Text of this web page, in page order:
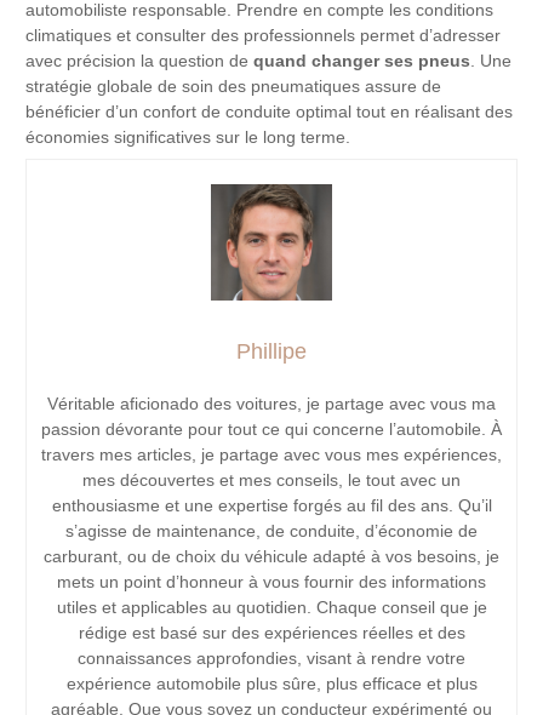
automobiliste responsable. Prendre en compte les conditions
climatiques et consulter des professionnels permet d’adresser
avec précision la question dequand changer ses pneus. Une
stratégie globale de soin des pneumatiques assure de
bénéficier d’un confort de conduite optimal tout en réalisant des
économies significatives sur le long terme.
Phillipe
Véritable aficionado des voitures, je partage avec vous ma
passion dévorante pour tout ce qui concerne l’automobile. À
travers mes articles, je partage avec vous mes expériences,
mes découvertes et mes conseils, le tout avec un
enthousiasme et une expertise forgés au fil des ans. Qu’il
s’agisse de maintenance, de conduite, d’économie de
carburant, ou de choix du véhicule adapté à vos besoins, je
mets un point d’honneur à vous fournir des informations
utiles et applicables au quotidien. Chaque conseil que je
rédige est basé sur des expériences réelles et des
connaissances approfondies, visant à rendre votre
expérience automobile plus sûre, plus efficace et plus
agréable. Que vous soyez un conducteur expérimenté ou